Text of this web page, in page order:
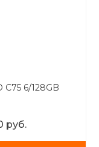
C75 6/128GB
руб.